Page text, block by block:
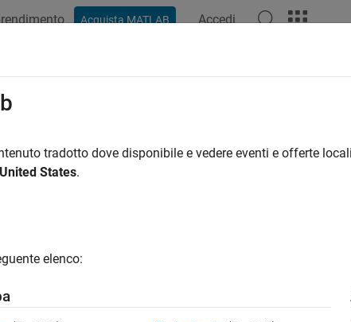
Acquista MATLAB Accedi
How useful was this information?
tradotto dove disponibile e vedere eventi e offerte
United States.
elenco: